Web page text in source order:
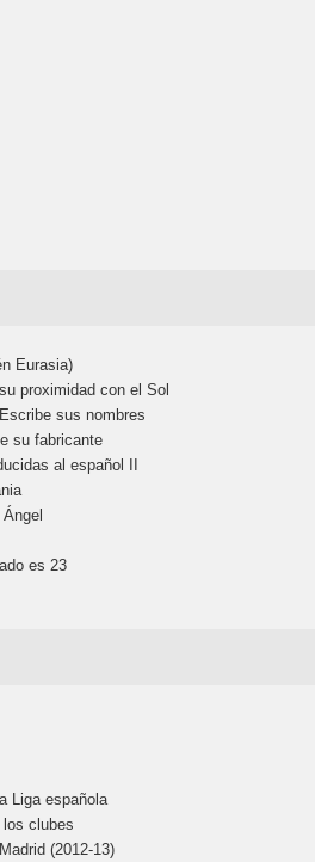
Eurasia)
proximidad con el Sol
sus nombres
su fabricante
al español II
es 23
Liga española
clubes
(2012-13)